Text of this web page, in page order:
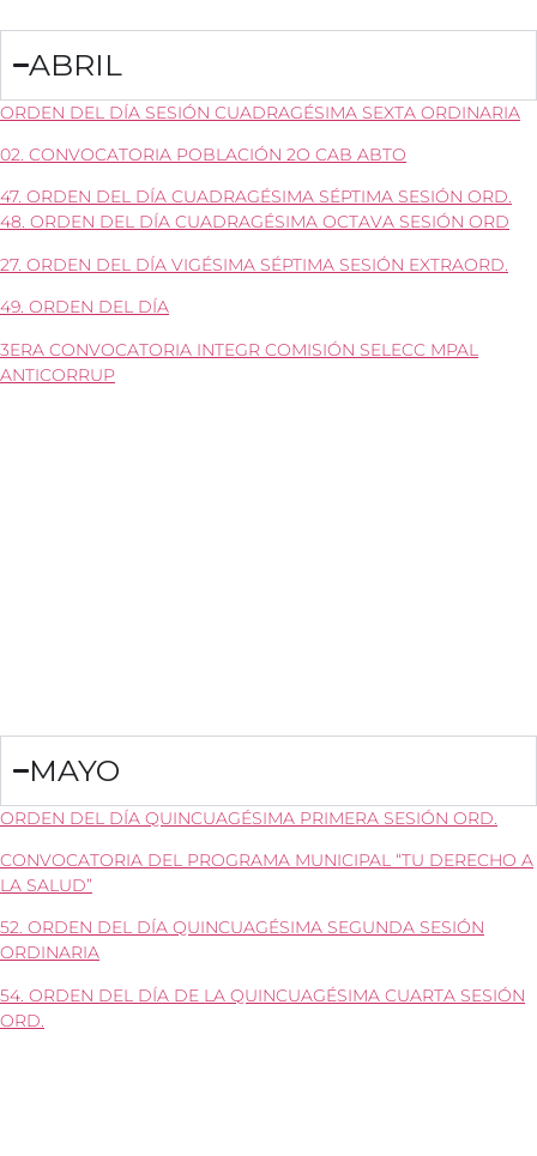
ABRIL
ORDEN DEL DÍA SESIÓN CUADRAGÉSIMA SEXTA ORDINARIA
02. CONVOCATORIA POBLACIÓN 2O CAB ABTO
47. ORDEN DEL DÍA CUADRAGÉSIMA SÉPTIMA SESIÓN ORD.
48. ORDEN DEL DÍA CUADRAGÉSIMA OCTAVA SESIÓN ORD
27. ORDEN DEL DÍA VIGÉSIMA SÉPTIMA SESIÓN EXTRAORD.
49. ORDEN DEL DÍA
3ERA CONVOCATORIA INTEGR COMISIÓN SELECC MPAL
ANTICORRUP
MAYO
ORDEN DEL DÍA QUINCUAGÉSIMA PRIMERA SESIÓN ORD.
CONVOCATORIA DEL PROGRAMA MUNICIPAL “TU DERECHO A
LA SALUD”
52. ORDEN DEL DÍA QUINCUAGÉSIMA SEGUNDA SESIÓN
ORDINARIA
54. ORDEN DEL DÍA DE LA QUINCUAGÉSIMA CUARTA SESIÓN
ORD.